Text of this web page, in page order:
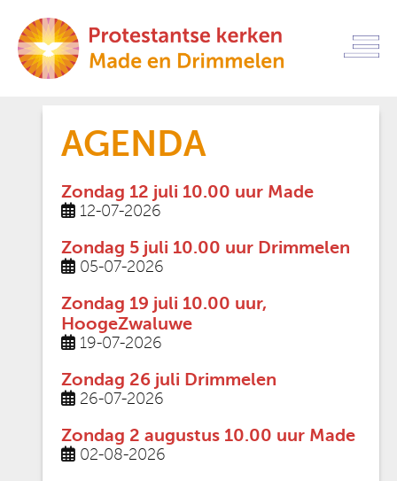
AGENDA
Zondag 12 juli 10.00 uur Made
12-07-2026
Zondag 5 juli 10.00 uur Drimmelen
05-07-2026
Zondag 19 juli 10.00 uur,
HoogeZwaluwe
19-07-2026
Zondag 26 juli Drimmelen
26-07-2026
Zondag 2 augustus 10.00 uur Made
02-08-2026